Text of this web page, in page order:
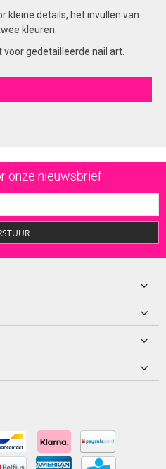
kleine details, het invullen van
kleuren.
gedetailleerde nail art.
onze nieuwsbrief